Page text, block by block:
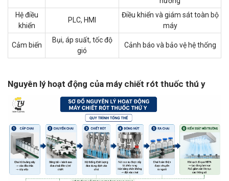
Hệ điều
khiển
PLC, HMI
Điều khiển và giám sát toàn bộ
máy
Cảm biến
Bụi, áp suất, tốc độ
gió
Cảnh báo và bảo vệ hệ thống
Nguyên lý hoạt động của máy chiết rót thuốc thú y